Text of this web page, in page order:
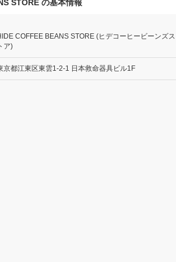
STORE の基本情報
COFFEE BEANS STORE (ヒデコーヒービーンズス
ア)
京都江東区東雲1-2-1 日本救命器具ビル1F